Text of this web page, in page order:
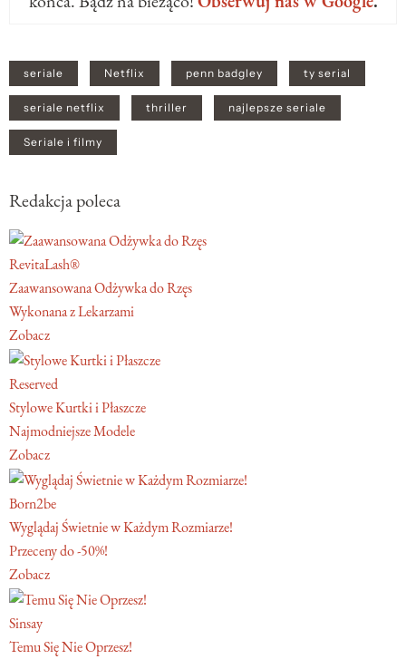
seriale Netflix penn badgley ty serial
seriale netflix thriller najlepsze seriale
Seriale i filmy
Redakcja poleca
RevitaLash®
Zaawansowana Odżywka do Rzęs
Wykonana z Lekarzami
Zobacz
Reserved
Stylowe Kurtki i Płaszcze
Najmodniejsze Modele
Zobacz
Born2be
Wyglądaj Świetnie w Każdym Rozmiarze!
Przeceny do -50%!
Zobacz
Sinsay
Temu Się Nie Oprzesz!